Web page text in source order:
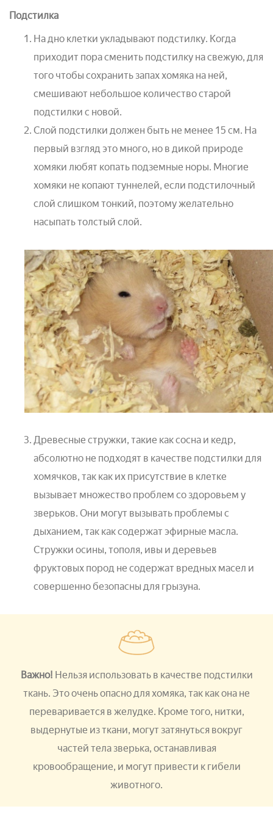
Подстилка
На дно клетки укладывают подстилку. Когда
приходит пора сменить подстилку на свежую, для
того чтобы сохранить запах хомяка на ней,
смешивают небольшое количество старой
подстилки с новой.
Слой подстилки должен быть не менее 15 см. На
первый взгляд это много, но в дикой природе
хомяки любят копать подземные норы. Многие
хомяки не копают туннелей, если подстилочный
слой слишком тонкий, поэтому желательно
насыпать толстый слой.
Древесные стружки, такие как сосна и кедр,
абсолютно не подходят в качестве подстилки для
хомячков, так как их присутствие в клетке
вызывает множество проблем со здоровьем у
зверьков. Они могут вызывать проблемы с
дыханием, так как содержат эфирные масла.
Стружки осины, тополя, ивы и деревьев
фруктовых пород не содержат вредных масел и
совершенно безопасны для грызуна.
Важно! Нельзя использовать в качестве подстилки
ткань. Это очень опасно для хомяка, так как она не
переваривается в желудке. Кроме того, нитки,
выдернутые из ткани, могут затянуться вокруг
частей тела зверька, останавливая
кровообращение, и могут привести к гибели
животного.